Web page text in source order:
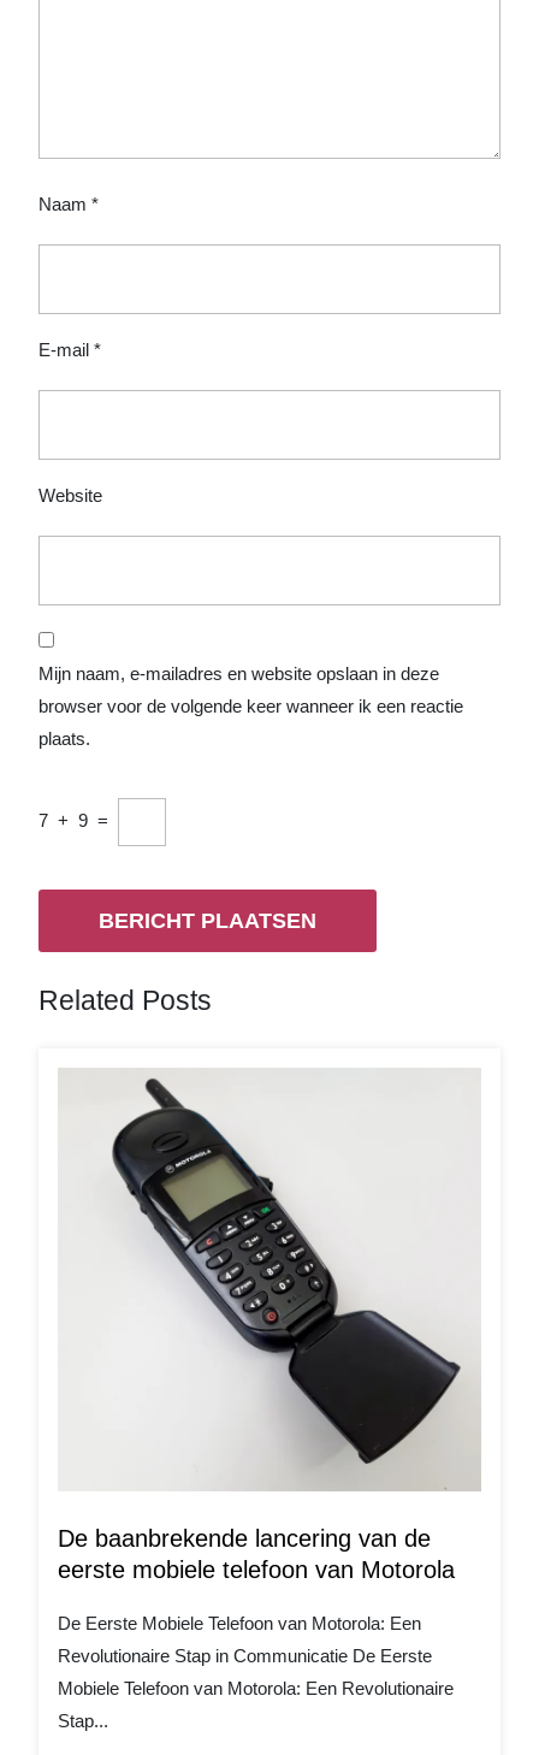
Naam *
E-mail *
Website
Mijn naam, e-mailadres en website opslaan in deze
browser voor de volgende keer wanneer ik een reactie
plaats.
7 + 9 =
Related Posts
De baanbrekende lancering van de
eerste mobiele telefoon van Motorola
De Eerste Mobiele Telefoon van Motorola: Een
Revolutionaire Stap in Communicatie De Eerste
Mobiele Telefoon van Motorola: Een Revolutionaire
Stap...